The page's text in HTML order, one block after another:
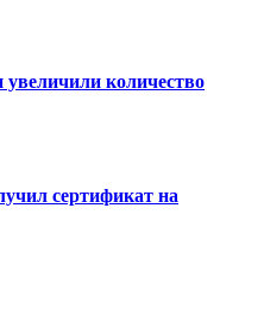
количество
сертификат на